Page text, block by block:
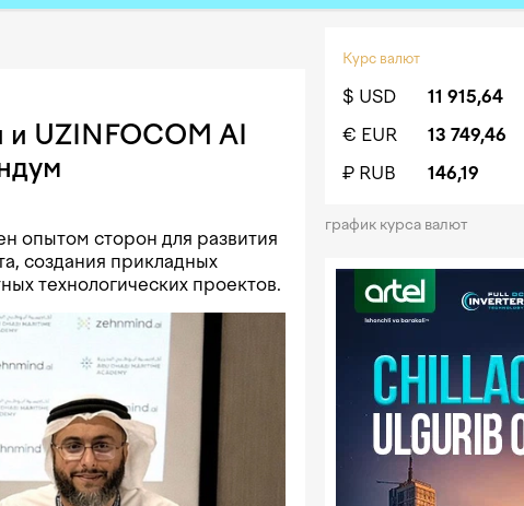
UZINFOCOM AI
опытом сторон для развития
создания прикладных
технологических проектов.
Курс валют
$ USD 11 915,64
€ EUR
13 749,46
₽ RUB
146,19
график курса валют